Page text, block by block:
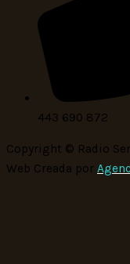
443 690 872
Copyright © Radio
Web Creada por